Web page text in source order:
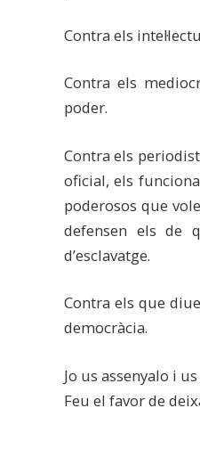
Contra els
Contra els
poder.
Contra els
oficial, els
poderosos que
defensen els de
d’esclavatge.
Contra els que
democràcia.
Jo us assenyalo i
Feu el favor de